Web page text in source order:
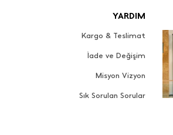
YARDIM
Kargo & Teslimat
İade ve Değişim
Misyon Vizyon
Sık Sorulan Sorular